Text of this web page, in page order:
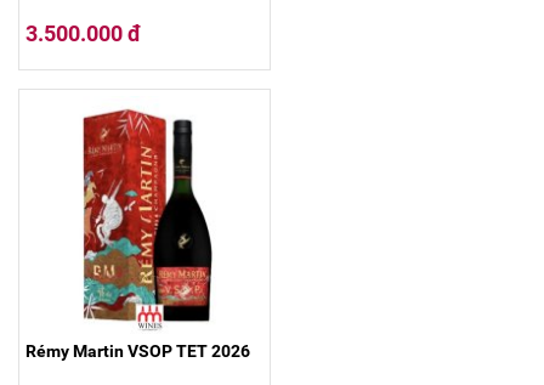
3.500.000 đ
Rémy Martin VSOP TET 2026